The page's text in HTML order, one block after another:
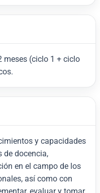
meses (ciclo 1 + ciclo
y capacidades
de docencia,
en el campo de los
así como con